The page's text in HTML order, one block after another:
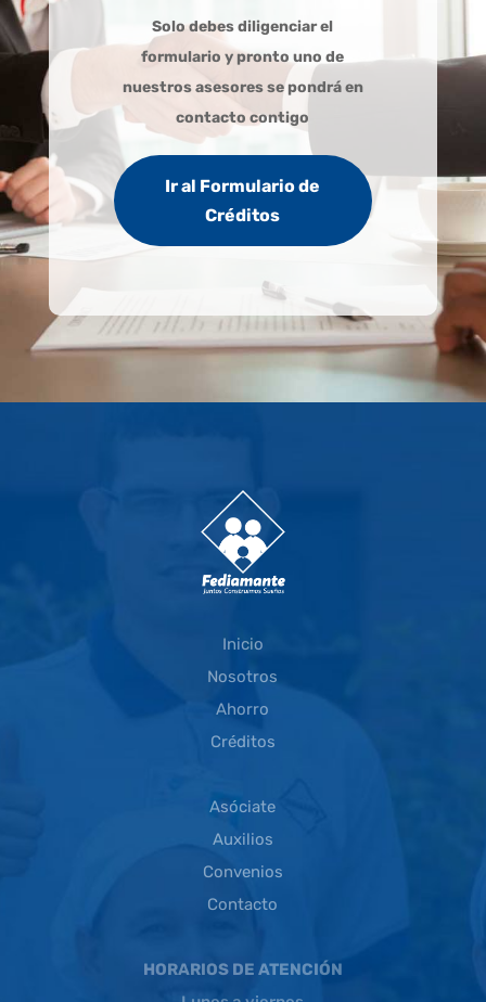
Solo debes diligenciar el
formulario y pronto uno de
nuestros asesores se pondrá en
contacto contigo
Ir al Formulario de
Créditos
Inicio
Nosotros
Ahorro
Créditos
Asóciate
Auxilios
Convenios
Contacto
HORARIOS DE ATENCIÓN